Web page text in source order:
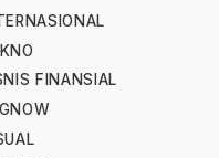
FINANSIAL